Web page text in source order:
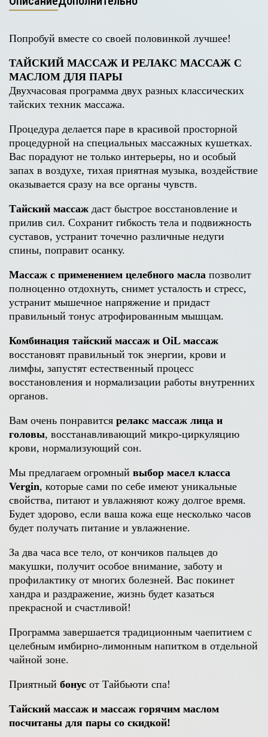
Попробуй вместе со своей половинкой лучшее!
ТАЙСКИЙ МАССАЖ И РЕЛАКС МАССАЖ С
МАСЛОМ ДЛЯ ПАРЫ
Двухчасовая программа двух разных классических
тайских техник массажа.
Процедура делается паре в красивой просторной
процедурной на специальных массажных кушетках.
Вас порадуют не только интерьеры, но и особый
запах в воздухе, тихая приятная музыка, воздействие
оказывается сразу на все органы чувств.
Тайский массаж даст быстрое восстановление и
прилив сил. Сохранит гибкость тела и подвижность
суставов, устранит точечно различные недуги
спины, поправит осанку.
Массаж с применением целебного масла позволит
полноценно отдохнуть, снимет усталость и стресс,
устранит мышечное напряжение и придаст
правильный тонус атрофированным мышцам.
Комбинация тайский массаж и OiL массаж
восстановят правильный ток энергии, крови и
лимфы, запустят естественный процесс
восстановления и нормализации работы внутренних
органов.
Вам очень понравится релакс массаж лица и
головы, восстанавливающий микро-циркуляцию
крови, нормализующий сон.
Мы предлагаем огромный выбор масел класса
Vergin, которые сами по себе имеют уникальные
свойства, питают и увлажняют кожу долгое время.
Будет здорово, если ваша кожа еще несколько часов
будет получать питание и увлажнение.
За два часа все тело, от кончиков пальцев до
макушки, получит особое внимание, заботу и
профилактику от многих болезней. Вас покинет
хандра и раздражение, жизнь будет казаться
прекрасной и счастливой!
Программа завершается традиционным чаепитием с
целебным имбирно-лимонным напитком в отдельной
чайной зоне.
Приятный бонус от Тайбьюти спа!
Тайский массаж и массаж горячим маслом
посчитаны для пары со скидкой!